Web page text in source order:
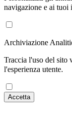
navigazione e ai tuoi
Archiviazione
Traccia l'uso del sito
l'esperienza utente.
Accetta